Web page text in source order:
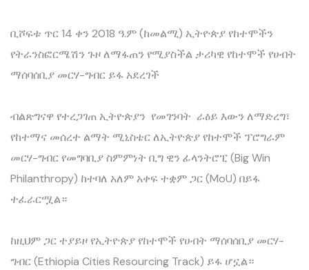
ቢሾፍቱ ጥር 14 ቀን 2018 ዓ.ም (ከመልሚ) ‎ኢትዮጵያ የከተሞችን
የትራንስፎርሜሽን ጉዞ ለማፋጠን የሚያስችል ታሪካዊ የከተሞች የሀብት
ማሰባሰቢያ መርሃ-ግብር ይፋ አደረገች
‎ብልጽግናዋ የተረጋገጠ ኢትዮጵያን የመገንባት ራዕይ እውን ለማድረግ፣
የከተማና መሰረተ ልማት ሚኒስቴር ለኢትዮጵያ የከተሞች ፕሮግራም
መርሃ-ግብር የመግባቢያ ስምምነት ቢግ ዊን ፊላንትሮፒ (Big Win
Philanthropy) ከተባለ አለም አቀፍ ተቋም ጋር (MoU) በይፋ
ተፈራርሟል።
‎ከዚህም ጋር ተያይዞ የኢትዮጵያ የከተሞች የሀብት ማሰባሰቢያ መርሃ-
ግብር (Ethiopia Cities Resourcing Track) ይፋ ሆኗል።